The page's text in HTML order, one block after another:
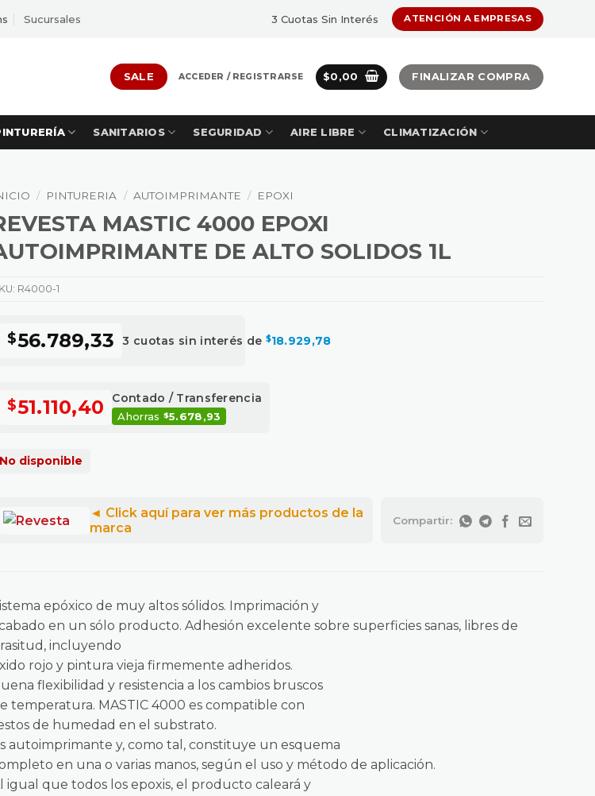
Sucursales 3 Cuotas Sin Interés ATENCIÓN A EMPRESAS
SALE ACCEDER / REGISTRARSE $0,00 FINALIZAR COMPRA
SANITARIOS SEGURIDAD AIRE LIBRE CLIMATIZACIÓN
/ PINTURERIA / AUTOIMPRIMANTE / EPOXI
MASTIC 4000 EPOXI
DE ALTO SOLIDOS 1L
$56.789,33 3 cuotas sin interés de $18.929,78
$51.110,40 Contado / Transferencia
Ahorras $5.678,93
epóxico de muy altos sólidos. Imprimación y
en un sólo producto. Adhesión excelente sobre superficies sanas, libres de
incluyendo
rojo y pintura vieja firmemente adheridos.
flexibilidad y resistencia a los cambios bruscos
temperatura. MASTIC 4000 es compatible con
de humedad en el substrato.
autoimprimante y, como tal, constituye un esquema
en una o varias manos, según el uso y método de aplicación.
igual que todos los epoxis, el producto caleará y
No disponible
R4000-1